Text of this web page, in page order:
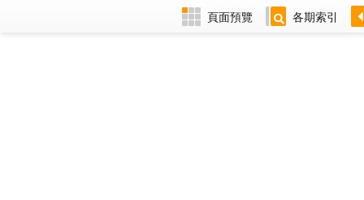
頁面預覽 各期索引